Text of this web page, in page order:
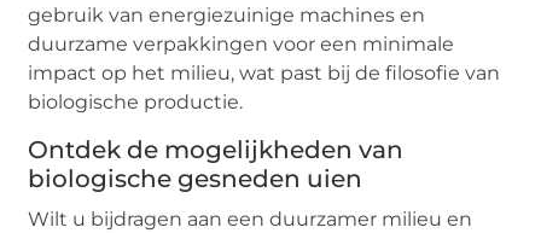
gebruik van energiezuinige machines en
duurzame verpakkingen voor een minimale
impact op het milieu, wat past bij de filosofie van
biologische productie.
Ontdek de mogelijkheden van
biologische gesneden uien
Wilt u bijdragen aan een duurzamer milieu en